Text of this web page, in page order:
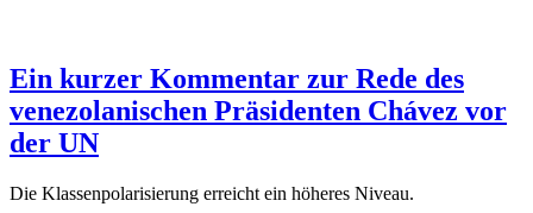
Ein kurzer Kommentar zur Rede des
venezolanischen Präsidenten Chávez vor
der UN
Die Klassenpolarisierung erreicht ein höheres Niveau.